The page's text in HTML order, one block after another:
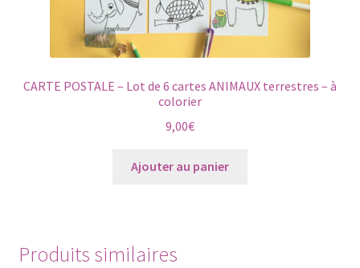
CARTE POSTALE – Lot de 6 cartes ANIMAUX terrestres – à
colorier
9,00€
Ajouter au panier
Produits similaires